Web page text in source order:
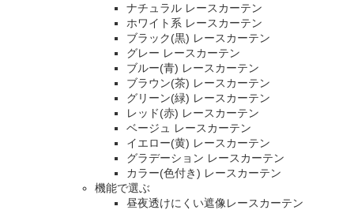
ナチュラル レースカーテン
ホワイト系 レースカーテン
ブラック(黒) レースカーテン
グレー レースカーテン
ブルー(青) レースカーテン
ブラウン(茶) レースカーテン
グリーン(緑) レースカーテン
レッド(赤) レースカーテン
ベージュ レースカーテン
イエロー(黄) レースカーテン
グラデーション レースカーテン
カラー(色付き) レースカーテン
機能で選ぶ
昼夜透けにくい遮像レースカーテン